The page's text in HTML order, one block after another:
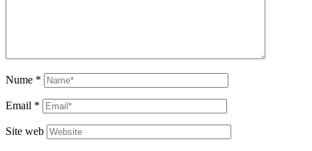
Nume *
Email *
Site web